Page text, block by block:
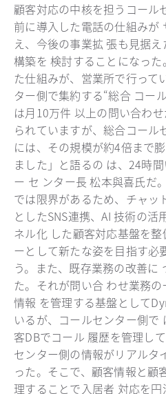
顧客対応の中核を担うコール
前に導入した電話の仕組みが
え、今後の事業拡 張も見据
構築を 検討することになっ
た仕組みが、営業所で行って
ター側で集約する“総合 コー
は月10万件 以上の問い合わ
られていますが、総合コール
には、その規模が約4倍まで
ました」と語るの は、24時
ー セ ンター長 松本與喜氏だ
では限界があるため、チャッ
としたSNS連携、AI 技術の
ネル化 した顧客対応基盤を
ーとして新たな姿を目指す必
う。また、既存業務の改善に
た。それが問い合 わせ業務
情報 を管理する基盤として
いるが、コールセンター側で
客DBでコール 履歴を管理し
センター側の情報がリアルタ
った。そこで、顧客情報と顧
理することで入居者 対応を